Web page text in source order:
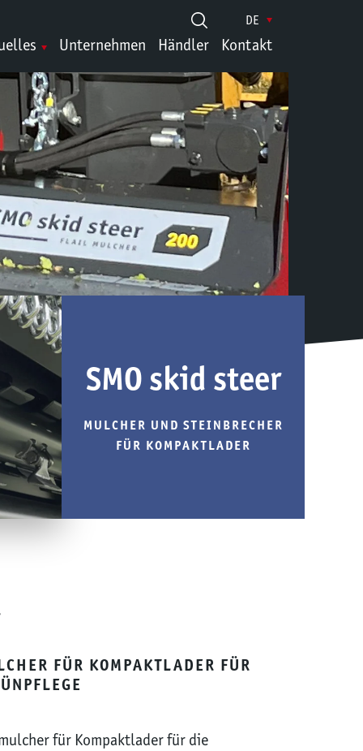
Unternehmen Händler Kontakt
DE
SMO skid steer
MULCHER UND STEINBRECHER
FÜR KOMPAKTLADER
FÜR KOMPAKTLADER FÜR
für Kompaktlader für die